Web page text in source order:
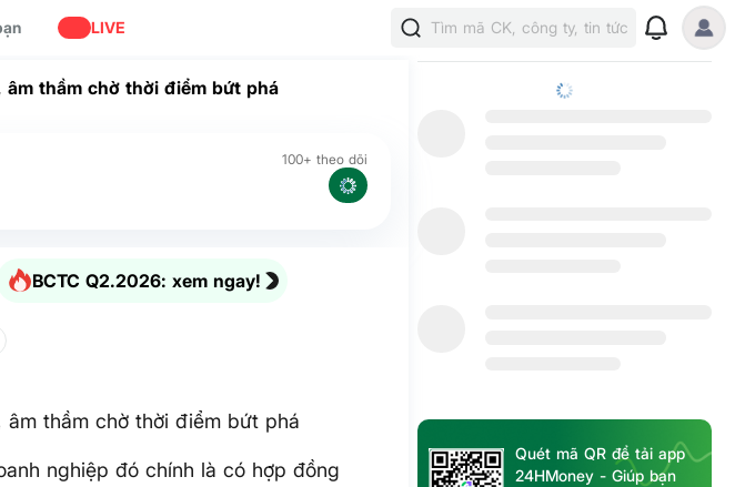
LIVE Tìm mã CK, công ty, tin tức
âm thầm chờ thời điểm bứt phá
100+ theo dõi
BCTC Q2.2026: xem ngay!
âm thầm chờ thời điểm bứt phá
nghiệp đó chính là có hợp đồng
Quét mã QR để tải app
24HMoney - Giúp bạn